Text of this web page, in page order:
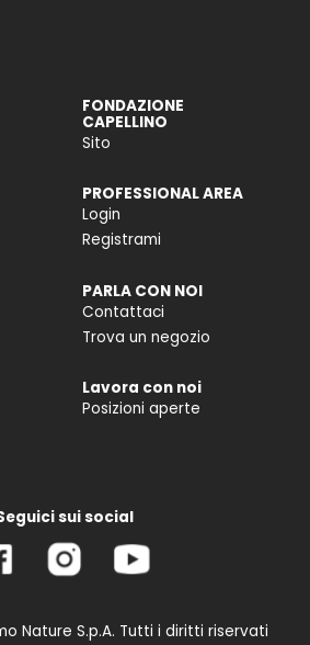
FONDAZIONE
CAPELLINO
Sito
PROFESSIONAL AREA
Login
Registrami
PARLA CON NOI
Contattaci
Trova un negozio
Lavora con noi
Posizioni aperte
sui social
Nature S.p.A. Tutti i diritti riservati